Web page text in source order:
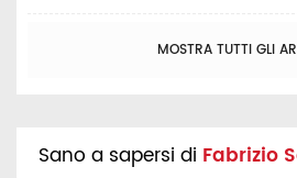
MOSTRA TUTTI GLI
Sano a sapersi di Fabrizio